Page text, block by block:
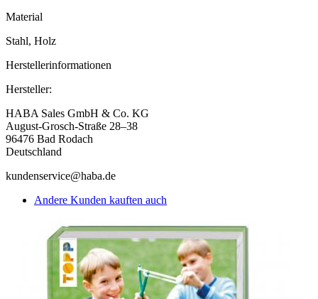
Material
Stahl, Holz
Herstellerinformationen
Hersteller:
HABA Sales GmbH & Co. KG
August-Grosch-Straße 28–38
96476 Bad Rodach
Deutschland
kundenservice@haba.de
Andere Kunden kauften auch